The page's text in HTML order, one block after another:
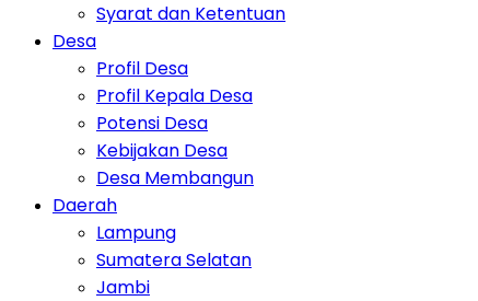
Syarat dan Ketentuan
Desa
Profil Desa
Profil Kepala Desa
Potensi Desa
Kebijakan Desa
Desa Membangun
Daerah
Lampung
Sumatera Selatan
Jambi